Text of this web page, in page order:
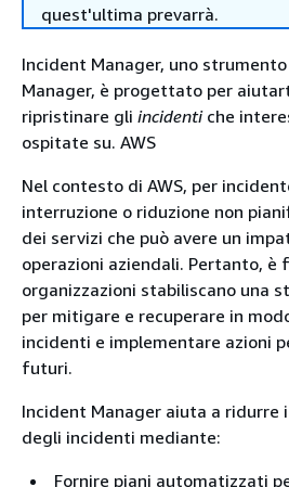
quest'ultima prevarrà.
Incident Manager, uno strumento
Manager, è progettato per
ripristinare gli incidentiche
ospitate su. AWS
Nel contesto di AWS, per
interruzione o riduzione non
dei servizi che può avere un
operazioni aziendali. Pertanto, è
organizzazioni stabiliscano una
per mitigare e recuperare in
incidenti e implementare azioni
futuri.
Incident Manager aiuta a ridurre
degli incidenti mediante:
Fornire piani automatizzati